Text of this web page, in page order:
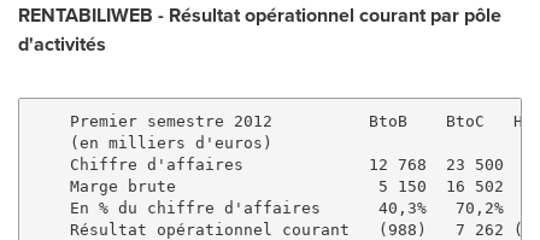
RENTABILIWEB - Résultat opérationnel courant par pôle
d'activités
Premier semestre 2012          BtoB    BtoC
    (en milliers d'euros)
Chiffre d'affaires             12 768  23 500
Marge brute                     5 150  16 502
En % du chiffre d'affaires      40,3%   70,2%
Résultat opérationnel courant   (988)   7 262 (2